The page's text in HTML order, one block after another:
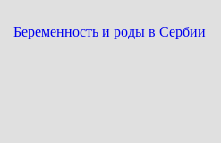
Беременность и роды в Сербии